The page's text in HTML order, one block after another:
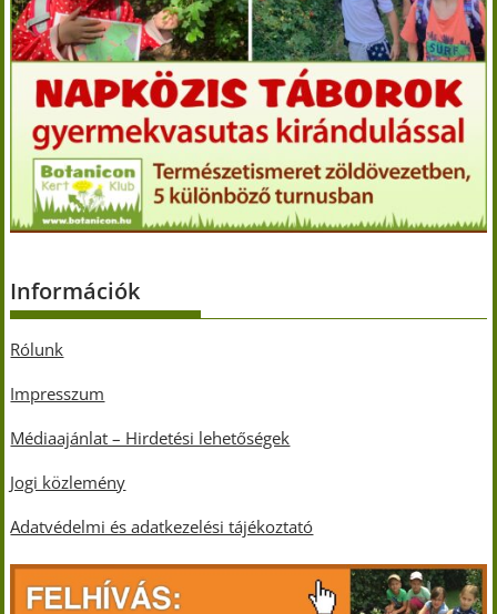
Információk
Rólunk
Impresszum
Médiaajánlat – Hirdetési lehetőségek
Jogi közlemény
Adatvédelmi és adatkezelési tájékoztató